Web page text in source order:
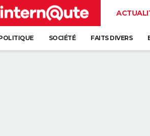
SOCIÉTÉ FAITS DIVERS